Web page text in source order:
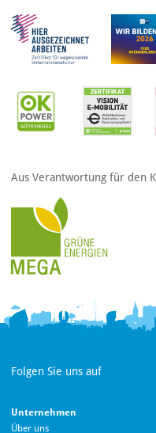
Aus Verantwortung für den
Folgen Sie uns auf
Unternehmen
Über uns